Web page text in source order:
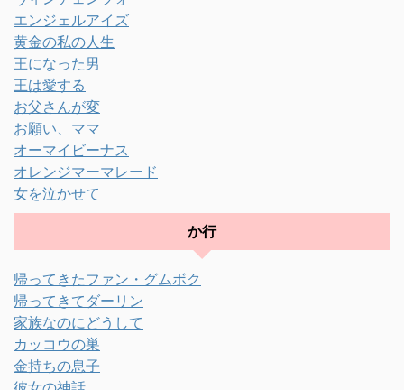
エンジェルアイズ
黄金の私の人生
王になった男
王は愛する
お父さんが変
お願い、ママ
オーマイビーナス
オレンジマーマレード
女を泣かせて
か行
帰ってきたファン・グムボク
帰ってきてダーリン
家族なのにどうして
カッコウの巣
金持ちの息子